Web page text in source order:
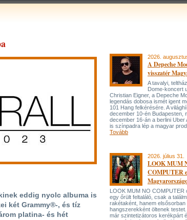
eddig nyolc albuma is
két Grammy®-, és tíz
platina- és hét
2026.
A Depeche
visszatér
A tavalyi,
Dome-koncert
Christian Eigner, a Depeche
legendás dobosa ismét igent
101 Hang felkérésére. A
december 10-én Budapesten,
december 16-án a berlini Uber
is színpadra lép a magyar
Tovább
2026. július 31.
LOOK MUM
COMPUTER
LOOK MUM NO COMPUTER
egy őrült feltaláló, csak a
rakétaként, hanem elsősorban
hangszerekként öltenek
már szintetizátoros kerékpárt